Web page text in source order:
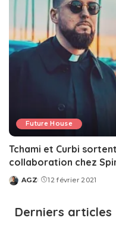
Future House
Tchami et Curbi sortent
collaboration chez
Posted
AGZ 12 février 2021
Derniers articles